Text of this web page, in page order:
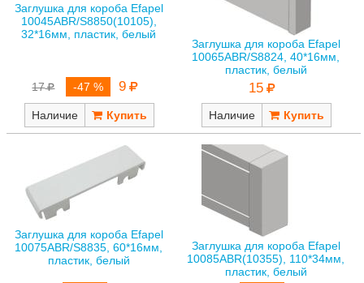
Заглушка для короба Efapel
10045ABR/S8850(10105),
32*16мм, пластик, белый
17 -47 % 9
Наличие
Заглушка для короба Efapel
10065ABR/S8824, 40*16мм,
пластик, белый
15
Наличие
Заглушка для короба Efapel
10075ABR/S8835, 60*16мм,
пластик, белый
Заглушка для короба Efapel
10085ABR(10355), 110*34мм,
пластик, белый